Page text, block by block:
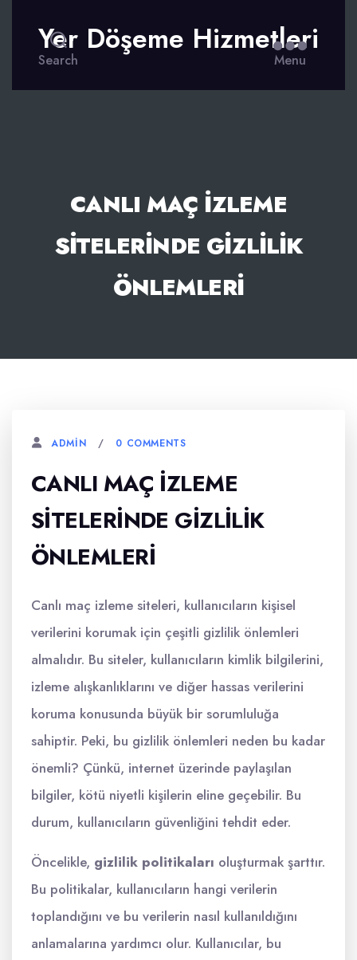
Search
Yer Döşeme Hizmetleri
Menu
CANLI MAÇ IZLEME
SITELERINDE GIZLILIK
ÖNLEMLERI
ADMIN 0 COMMENTS
CANLI MAÇ IZLEME
SITELERINDE GIZLILIK
ÖNLEMLERI
Canlı maç izleme siteleri, kullanıcıların kişisel
verilerini korumak için çeşitli gizlilik önlemleri
almalıdır. Bu siteler, kullanıcıların kimlik bilgilerini,
izleme alışkanlıklarını ve diğer hassas verilerini
koruma konusunda büyük bir sorumluluğa
sahiptir. Peki, bu gizlilik önlemleri neden bu kadar
önemli? Çünkü, internet üzerinde paylaşılan
bilgiler, kötü niyetli kişilerin eline geçebilir. Bu
durum, kullanıcıların güvenliğini tehdit eder.
Öncelikle, gizlilik politikaları oluşturmak şarttır.
Bu politikalar, kullanıcıların hangi verilerin
toplandığını ve bu verilerin nasıl kullanıldığını
anlamalarına yardımcı olur. Kullanıcılar, bu